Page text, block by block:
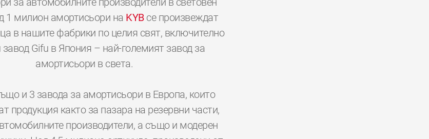
1 милион амортисьори на KYBсе произвеждат
в нашите фабрики по целия свят, включително
Gifu в Япония – най-големият завод за
амортисьори в света.
и 3 завода за амортисьори в Европа, които
продукция както за пазара на резервни части,
производители, а също и модерен